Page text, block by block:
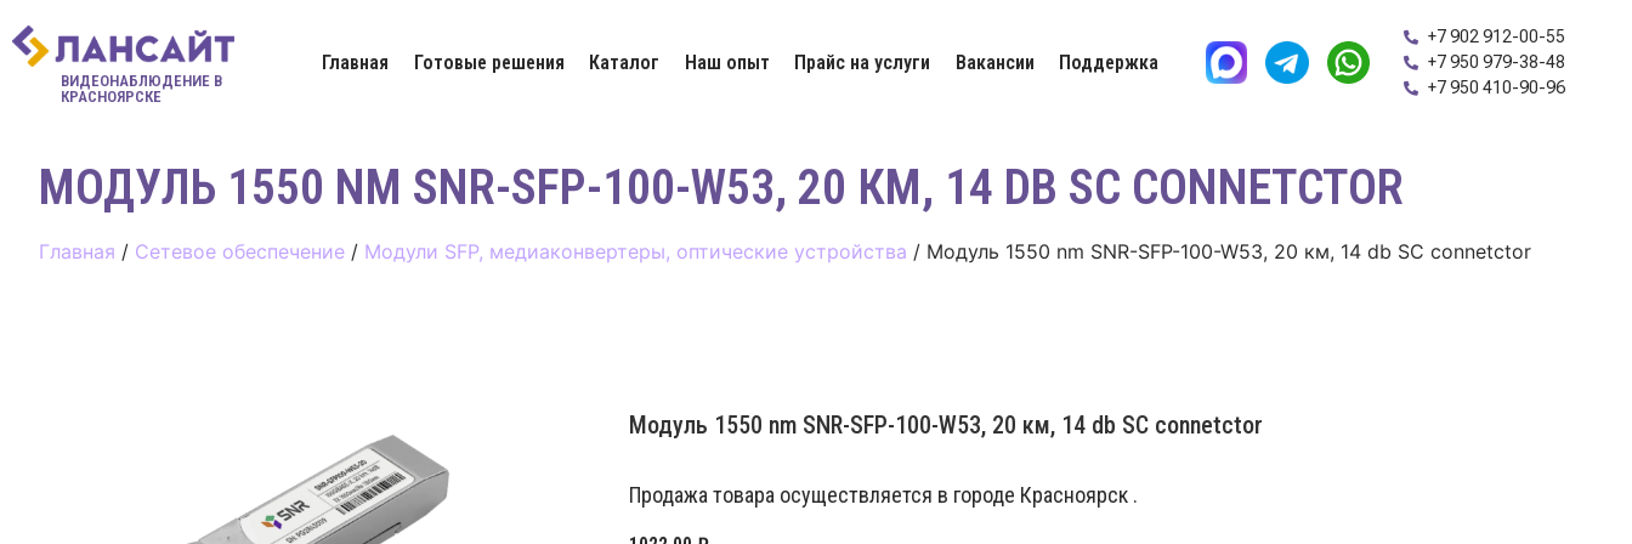
ВИДЕОНАБЛЮДЕНИЕ В
КРАСНОЯРСКЕ
Главная Готовые решения Каталог Наш опыт Прайс на услуги Вакансии Поддержка
+7 902 912-00-55
+7 950 979-38-48
+7 950 410-90-96
МОДУЛЬ 1550 NM SNR-SFP-100-W53, 20 КМ, 14 DB SC CONNETCTOR
Главная / Сетевое обеспечение / Модули SFP, медиаконвертеры, оптические устройства / Модуль 1550 nm SNR-SFP-100-W53, 20 км, 14 db SC connetctor
Модуль 1550 nm SNR-SFP-100-W53, 20 км, 14 db SC connetctor
Продажа товара осуществляется в городе Красноярск .